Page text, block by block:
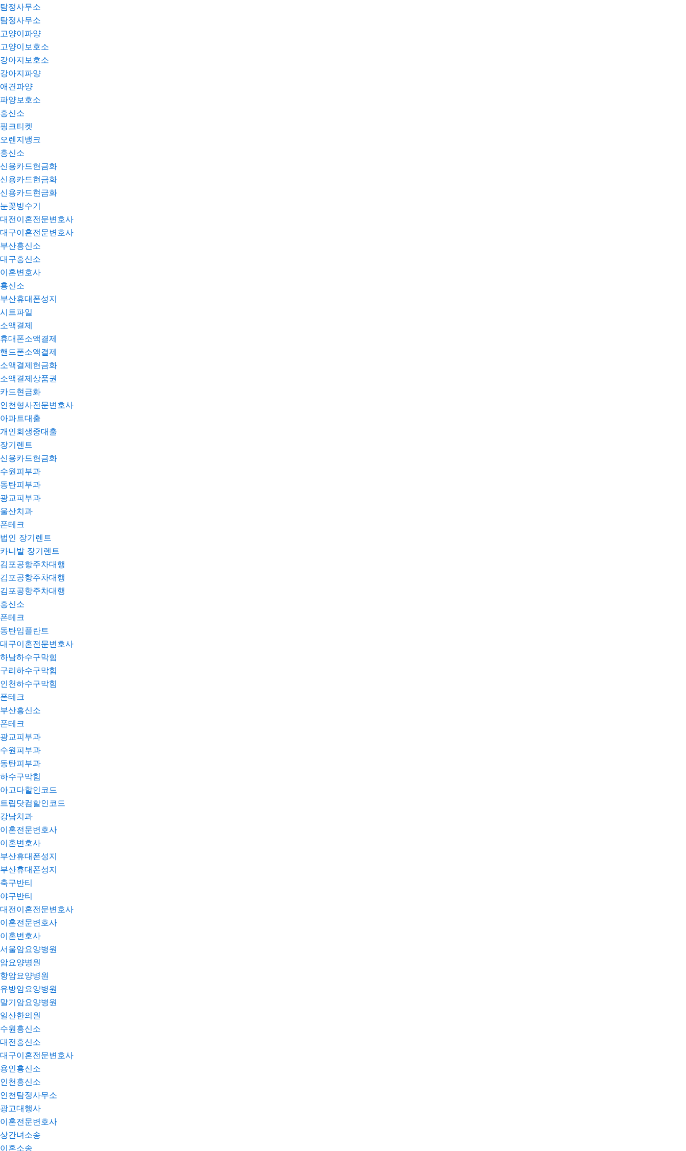
탐정사무소
탐정사무소
고양이파양
고양이보호소
강아지보호소
강아지파양
애견파양
파양보호소
흥신소
핑크티켓
오렌지뱅크
흥신소
신용카드현금화
신용카드현금화
신용카드현금화
눈꽃빙수기
대전이혼전문변호사
대구이혼전문변호사
부산흥신소
대구흥신소
이혼변호사
흥신소
부산휴대폰성지
시트파일
소액결제
휴대폰소액결제
핸드폰소액결제
소액결제현금화
소액결제상품권
카드현금화
인천형사전문변호사
아파트대출
개인회생중대출
장기렌트
신용카드현금화
수원피부과
동탄피부과
광교피부과
울산치과
폰테크
법인 장기렌트
카니발 장기렌트
김포공항주차대행
김포공항주차대행
김포공항주차대행
흥신소
폰테크
동탄임플란트
대구이혼전문변호사
하남하수구막힘
구리하수구막힘
인천하수구막힘
폰테크
부산흥신소
폰테크
광교피부과
수원피부과
동탄피부과
하수구막힘
아고다할인코드
트립닷컴할인코드
강남치과
이혼전문변호사
이혼변호사
부산휴대폰성지
부산휴대폰성지
축구반티
야구반티
대전이혼전문변호사
이혼전문변호사
이혼변호사
서울암요양병원
암요양병원
항암요양병원
유방암요양병원
말기암요양병원
일산한의원
수원흥신소
대전흥신소
대구이혼전문변호사
용인흥신소
인천흥신소
인천탐정사무소
광고대행사
이혼전문변호사
상간녀소송
이혼소송